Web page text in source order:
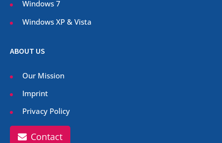
Windows 7
Windows XP & Vista
ABOUT US
Our Mission
Imprint
Privacy Policy
Contact